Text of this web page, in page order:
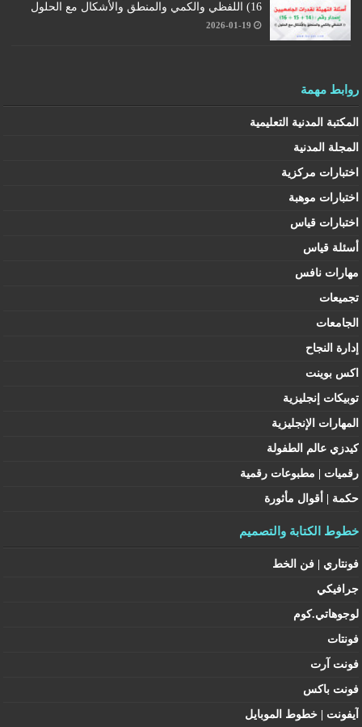
16) اللفظي والكمي والمنطق والأشكال مع الحلول
2026-01-19
روابط مهمة
المكتبة المدنية التعليمية
المجلة المدنية
اختبارات مركزية
اختبارات موهبة
اختبارات قياس
أسئلة قياس
مهارات نافس
تجميعات
الجامعات
إدارة النجاح
اكس بوينت
توبيكات إنجليزية
المهارات الإنجليزية
كيدزي عالم الطفولة
رقميات | مطبوعات رقمية
حكمة | أقوال مأثورة
خطوط الكتابة والتصميم
فونتاري | فن الخط
جرافيكي
لوجوهاتي.كوم
فونتات
فونت آرت
فونت باكس
آيفونت | خطوط الموبايل